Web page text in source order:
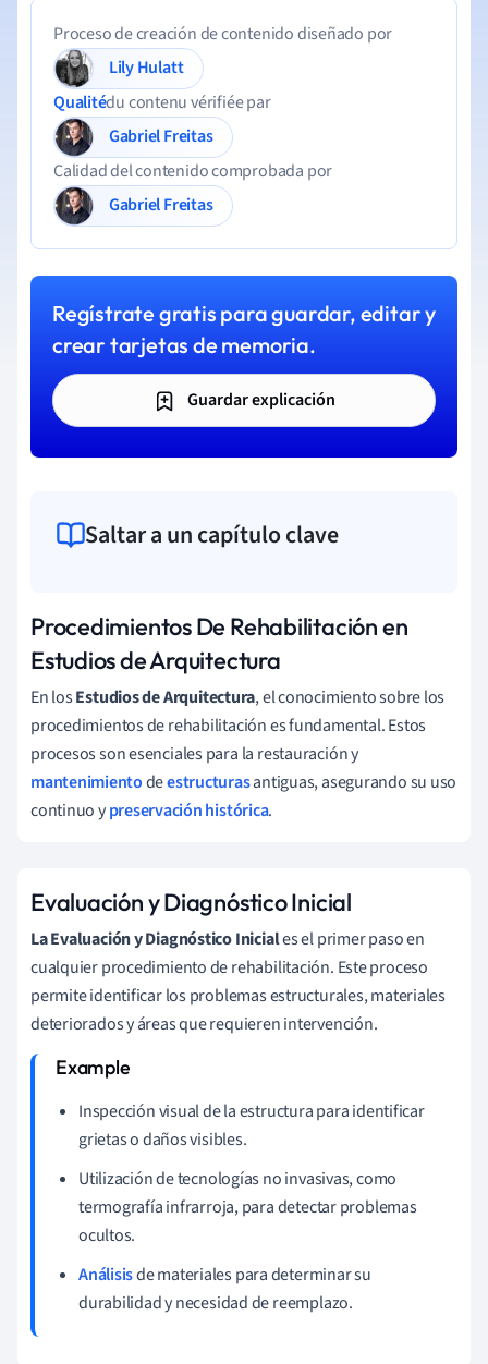
Proceso de creación de contenido diseñado por
Lily Hulatt
Qualitédu contenu vérifiée par
Gabriel Freitas
Calidad del contenido comprobada por
Gabriel Freitas
Regístrate gratis para guardar, editar y
crear tarjetas de memoria.
Guardar explicación
Saltar a un capítulo clave
Procedimientos De Rehabilitación en
Estudios de Arquitectura
En losEstudios de Arquitectura, el conocimiento sobre los
procedimientos de rehabilitación es fundamental. Estos
procesos son esenciales para la restauración y
mantenimientodeestructurasantiguas, asegurando su uso
continuo ypreservación histórica.
Evaluación y Diagnóstico Inicial
La Evaluación y Diagnóstico Iniciales el primer paso en
cualquier procedimiento de rehabilitación. Este proceso
permite identificar los problemas estructurales, materiales
deteriorados y áreas que requieren intervención.
Inspección visual de la estructura para identificar
grietas o daños visibles.
Utilización de tecnologías no invasivas, como
termografía infrarroja, para detectar problemas
ocultos.
Análisisde materiales para determinar su
durabilidad y necesidad de reemplazo.